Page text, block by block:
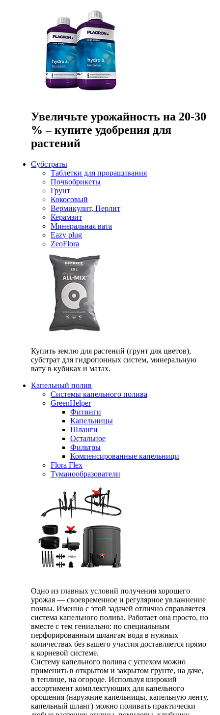
Увеличьте урожайность на 20-30
% – купите удобрения для
растений
Субстраты
Таблетки для проращивания
Почвобрикеты
Грунт
Кокосовый
Вермикулит, Перлит
Керамзит
Минеральная вата
Eazy plug
ZeoFlora
Купить землю для растений (грунт для цветов),
субстрат для гидропонных систем, минеральную
вату в кубиках и матах.
Капельный полив
Системы капельного полива
GreenHelper
Фитинги
Капельницы
Шланги
Остальное
Фильтры
Компенсированные капельници
Flora Flex
Туманообразователи
Одно из главных условий получения хорошего
урожая — своевременное и регулярное увлажнение
почвы. Именно с этой задачей отлично справляется
система капельного полива. Работает она просто, но
вместе с тем гениально: по специальным
перфорированным шлангам вода в нужных
количествах без вашего участия доставляется прямо
к корневой системе.
Систему капельного полива с успехом можно
применить в открытом и закрытом грунте, на даче,
в теплице, на огороде. Используя широкий
ассортимент комплектующих для капельного
орошения (наружние капельницы, капельную ленту,
капельный шланг) можно поливать практически